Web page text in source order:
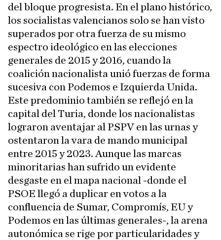
del bloque progresista. En el plano histórico,
los socialistas valencianos solo se han visto
superados por otra fuerza de su mismo
espectro ideológico en las elecciones
generales de 2015 y 2016, cuando la
coalición nacionalista unió fuerzas de forma
sucesiva con Podemos e Izquierda Unida.
Este predominio también se reflejó en la
capital del Turia, donde los nacionalistas
lograron aventajar al PSPV en las urnas y
ostentaron la vara de mando municipal
entre 2015 y 2023. Aunque las marcas
minoritarias han sufrido un evidente
desgaste en el mapa nacional -donde el
PSOE llegó a duplicar en votos a la
confluencia de Sumar, Compromís, EU y
Podemos en las últimas generales-, la arena
autonómica se rige por particularidades y